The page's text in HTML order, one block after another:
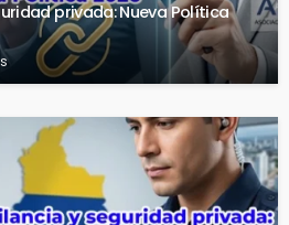
privada: Nueva Política